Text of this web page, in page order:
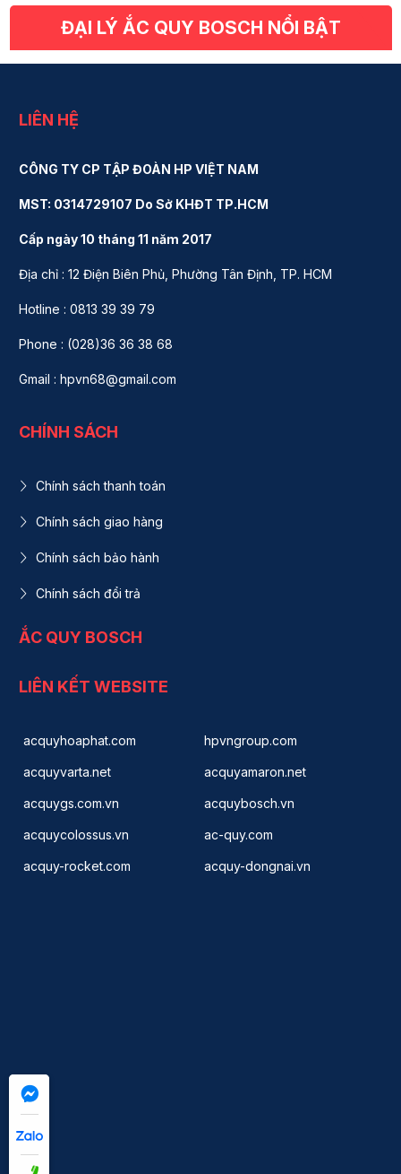
ĐẠI LÝ ẮC QUY BOSCH NỔI BẬT
LIÊN HỆ
CÔNG TY CP TẬP ĐOÀN HP VIỆT NAM
MST: 0314729107 Do Sở KHĐT TP.HCM
Cấp ngày 10 tháng 11 năm 2017
Địa chỉ : 12 Điện Biên Phủ, Phường Tân Định, TP. HCM
Hotline : 0813 39 39 79
Phone : (028)36 36 38 68
Gmail : hpvn68@gmail.com
CHÍNH SÁCH
Chính sách thanh toán
Chính sách giao hàng
Chính sách bảo hành
Chính sách đổi trả
ẮC QUY BOSCH
LIÊN KẾT WEBSITE
acquyhoaphat.com hpvngroup.com
acquyvarta.net acquyamaron.net
acquygs.com.vn acquybosch.vn
acquycolossus.vn ac-quy.com
acquy-rocket.com acquy-dongnai.vn